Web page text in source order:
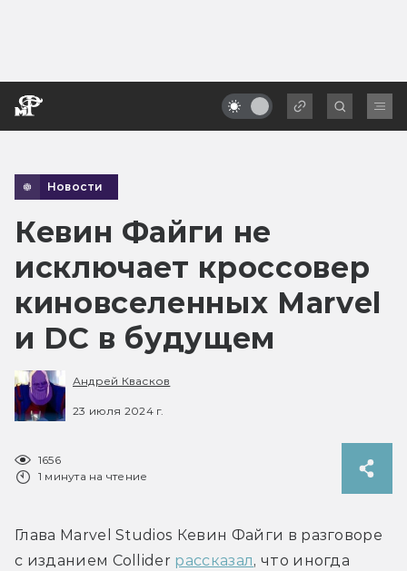
Новости
Кевин Файги не
исключает кроссовер
киновселенных Marvel
и DC в будущем
Андрей Квасков
23 июля 2024 г.
1656
1 минута на чтение
Глава Marvel Studios Кевин Файги в разговоре
с изданием Collider рассказал, что иногда